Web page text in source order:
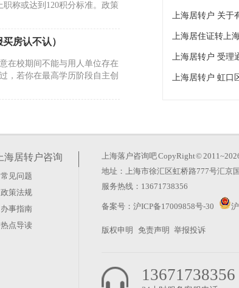
称或达到120积分标准。政策
房认不认）
在校期间不能与用人单位存在
，若你在最高学历阶段自主创
有发生。若你选择通过“近4年
居转户最难的条件）
通道，政策框架清晰但细节要
上海居转户咨询
常见问题
政策法规
办事指南
热点导读
上海落户咨询吧CopyRight ©
地址：上海市徐汇区虹桥路777号汇京
服务热线：13671738356
备案号： 沪ICP备17009858号-30
版权申明 免责声明 举报投诉
13671738356